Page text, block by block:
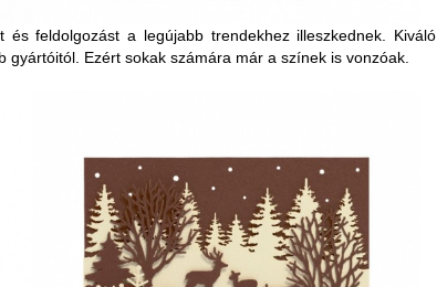
és feldolgozást a legújabb trendekhez illeszkednek. Kiváló
Ezért sokak számára már a színek is vonzóak.